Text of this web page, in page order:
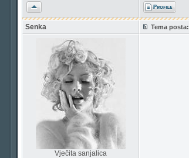
Vrh
Senka Tema posta:
Vječita sanjalica